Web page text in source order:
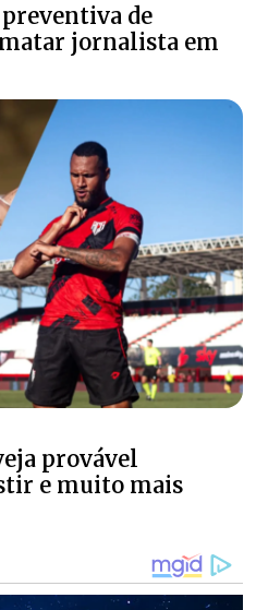
de
jornalista em
provável
e muito mais